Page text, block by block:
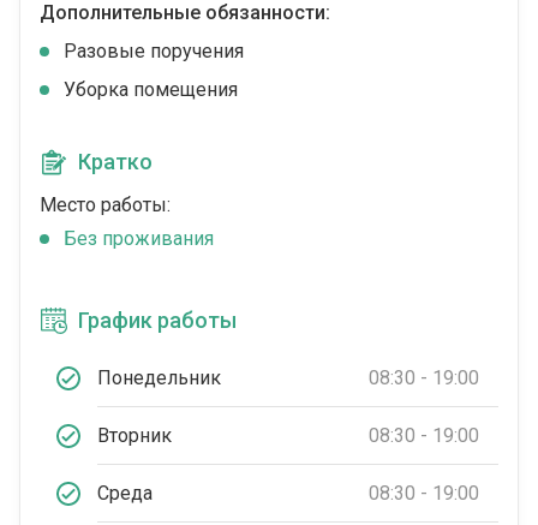
Дополнительные обязанности:
Разовые поручения
Уборка помещения
Кратко
Место работы:
Без проживания
График работы
Понедельник 08:30 - 19:00
Вторник 08:30 - 19:00
Среда 08:30 - 19:00